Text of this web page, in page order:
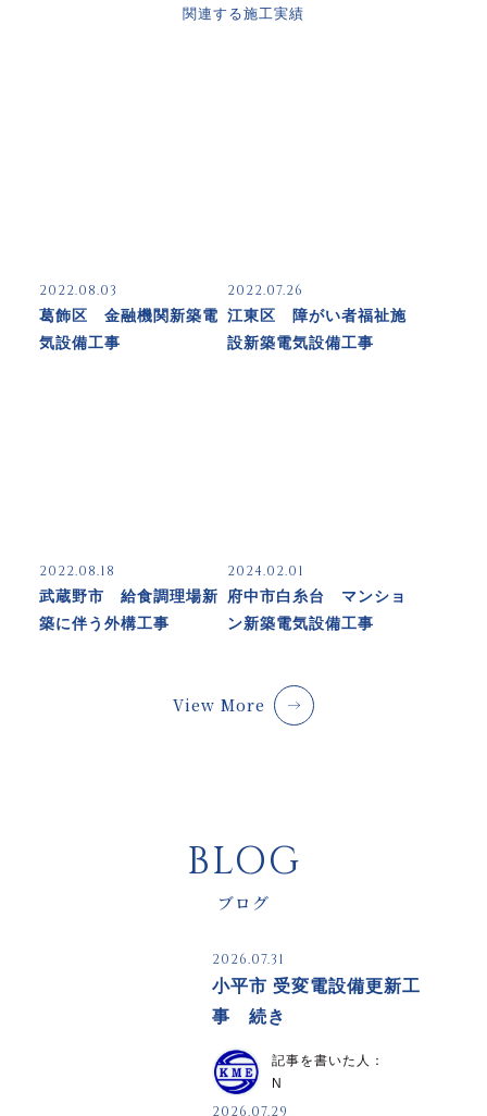
関連する施工実績
2022.08.03
葛飾区 金融機関新築電
気設備工事
2022.07.26
江東区 障がい者福祉施
設新築電気設備工事
2022.08.18
武蔵野市 給食調理場新
築に伴う外構工事
2024.02.01
府中市白糸台 マンショ
ン新築電気設備工事
View More
BLOG
ブログ
2026.07.31
小平市 受変電設備更新工
事 続き
記事を書いた人：
N
2026.07.29